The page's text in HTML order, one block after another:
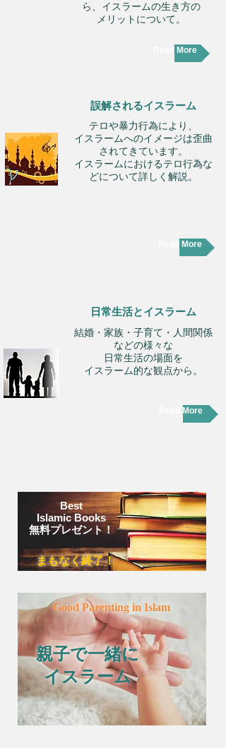
ら、 イスラームの生き方の
メリットについて。
Read More
誤解されるイスラーム
テロや暴力行為により、
イスラームへのイメージは歪曲
されてきています。
イスラームにおけるテロ行為な
どについて詳しく解説。
Read More
日常生活とイスラーム
結婚・家族・子育て・人間関係
などの様々な
日常生活の場面を
イスラーム的な観点から。
Read More
Best
Islamic Books
無料プレゼント！
まもなく終了！
親子で一緒に
イスラーム
Good Parenting in Islam